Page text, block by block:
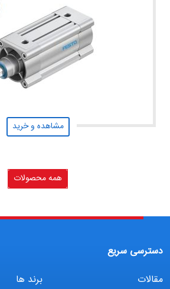
مشاهده و خرید
همه محصولات
دسترسی سریع
مقالات
برند ها